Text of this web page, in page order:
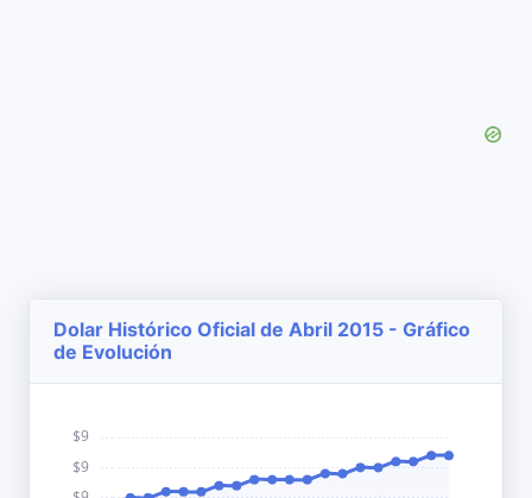
Dolar Histórico Oficial de Abril 2015 - Gráfico
de Evolución